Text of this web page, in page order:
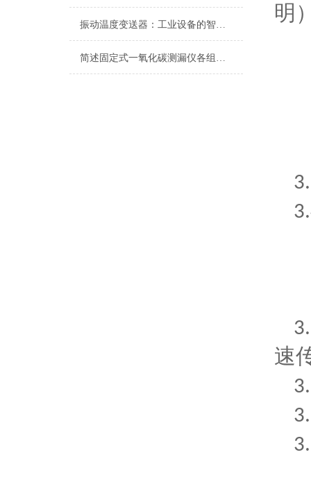
振动温度变送器：工业设备的智能守护者
简述固定式一氧化碳测漏仪各组成部件的作用
明
速